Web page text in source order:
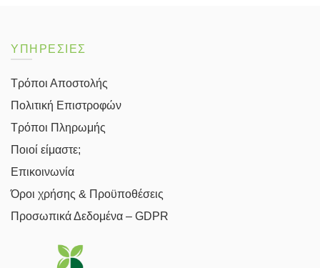
Οι
να
επιλεγούν
στη
σελίδα
προϊόντος
ΥΠΗΡΕΣΙΕΣ
Τρόποι Αποστολής
Πολιτική Επιστροφών
Τρόποι Πληρωμής
Ποιοί είμαστε;
Επικοινωνία
Όροι χρήσης & Προϋποθέσεις
Προσωπικά Δεδομένα – GDPR